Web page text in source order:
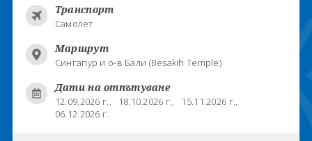
Транспорт
Самолет
Маршрут
Сингапур и о-в Бали (Besakih Temple)
Дати на отпътуване
12.09.2026 г., 18.10.2026 г., 15.11.2026 г.,
06.12.2026 г.